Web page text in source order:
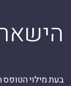
בעת מילוי